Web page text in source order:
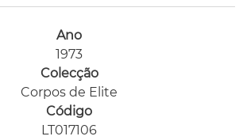
Ano
1973
Colecção
Corpos de Elite
Código
LT017106